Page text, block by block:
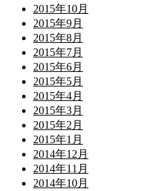
2015年10月
2015年9月
2015年8月
2015年7月
2015年6月
2015年5月
2015年4月
2015年3月
2015年2月
2015年1月
2014年12月
2014年11月
2014年10月